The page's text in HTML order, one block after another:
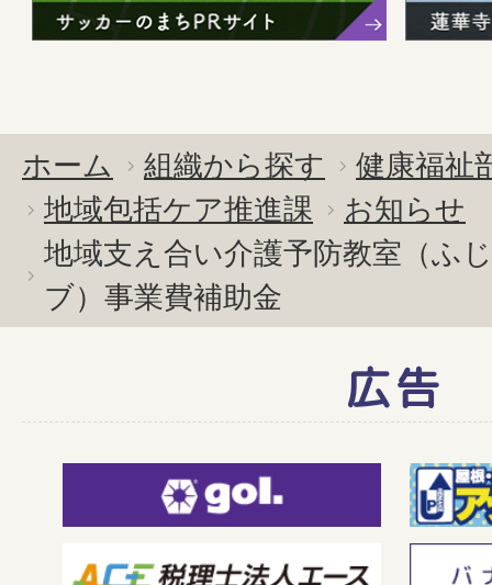
ホーム 組織から探す
健康福祉
地域包括ケア推進課
お知らせ
地域支え合い介護予防教室（ふ
ブ）事業費補助金
広告